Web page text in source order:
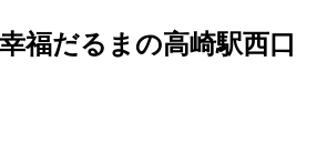
福だるまの高崎駅西口